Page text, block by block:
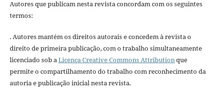
Autores que publicam nesta revista concordam com os seguintes
termos:
. Autores mantém os direitos autorais e concedem à revista o
direito de primeira publicação, com o trabalho simultaneamente
licenciado sob aLicença Creative Commons Attributionque
permite o compartilhamento do trabalho com reconhecimento da
autoria e publicação inicial nesta revista.